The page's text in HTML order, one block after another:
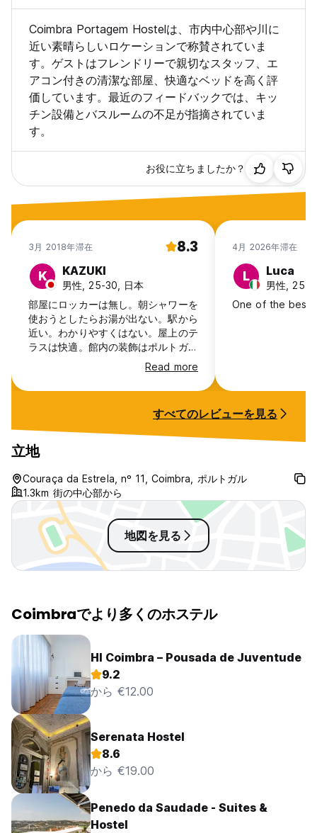
Coimbra Portagem Hostelは、市内中心部や川に
近い素晴らしいロケーションで称賛されていま
す。ゲストはフレンドリーで親切なスタッフ、エ
アコン付きの清潔な部屋、快適なベッドを高く評
価しています。最近のフィードバックでは、キッ
チン設備とバスルームの不足が指摘されていま
す。
お役に立ちましたか？
3月 2018年滞在 8.3
K KAZUKI
男性, 25-30, 日本
部屋にロッカーは無し。朝シャワーを
使おうとしたらお湯が出ない。駅から
近い。わかりやすくはない。屋上のテ
ラスは快適。館内の装飾はポルトガル
感満載でついついムービーを撮りたく
なってしまう。キッチン広い。映画観
れる。部屋の匂いあり。窓開けて空気
Read more
4月 2026年滞在
L Luca
男性, 25-
One of the best
すべてのレビューを見る
立地
Couraça da Estrela, nº 11, Coimbra, ポルトガル
1.3km 街の中心部から
地図を見る
Coimbraでより多くのホステル
HI Coimbra – Pousada de Juventude
9.2
から €12.00
Serenata Hostel
8.6
から €19.00
Penedo da Saudade - Suites &
Hostel